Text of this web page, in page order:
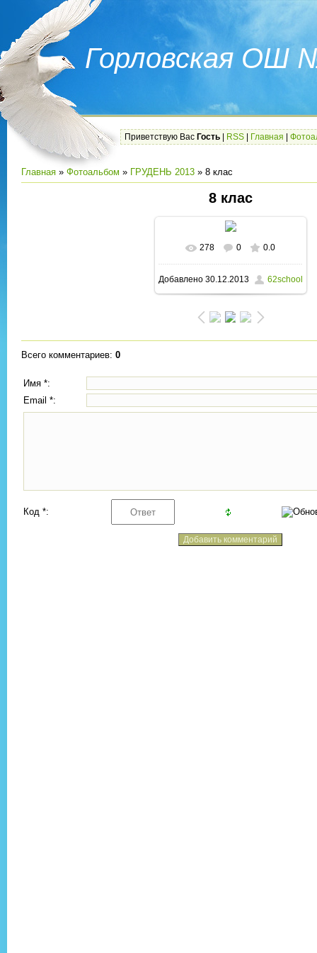
Горловская ОШ
Приветствую Вас Гость RSS Главная
Главная » Фотоальбом » ГРУДЕНЬ 2013 » 8 клас
8 клас
В реальном размере
1200x1600/ 307.1Kb
278 0 0.0
Добавлено30.12.2013 62school
Всего комментариев: 0
Имя *:
Email *:
Код *: